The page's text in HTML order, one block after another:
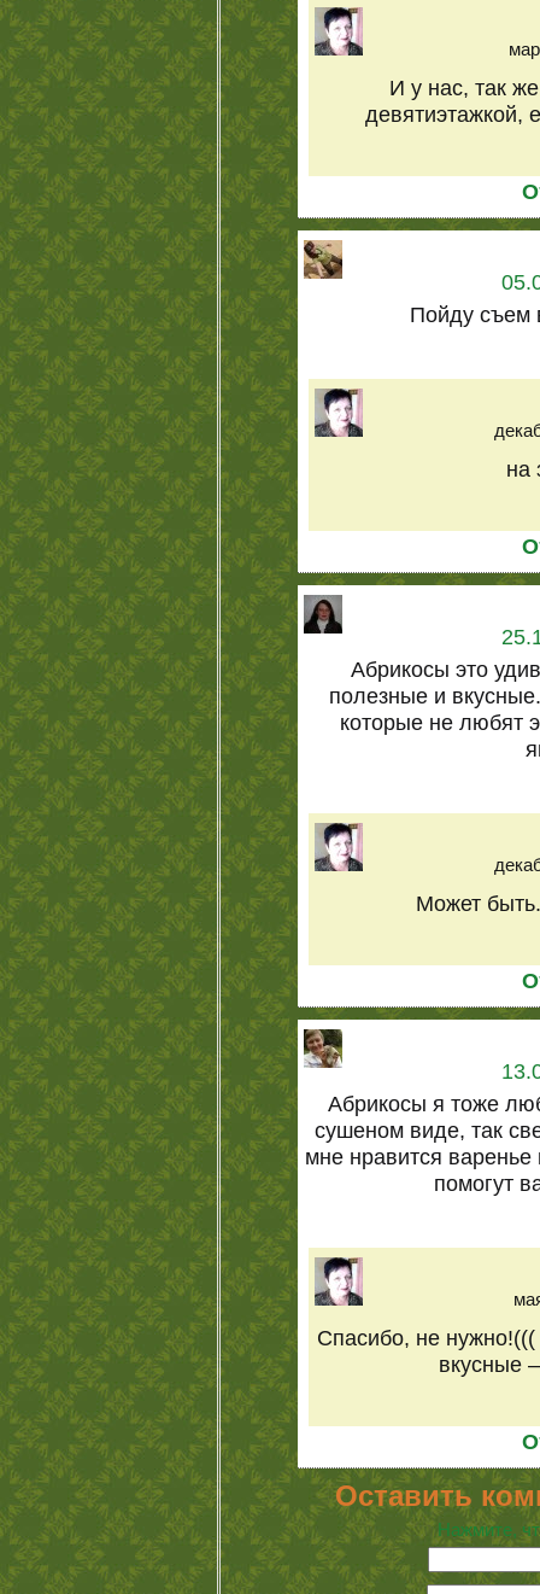
И у нас, так
девятиэтажкой,
Пойду съем
на
Абрикосы это
полезные и
которые не любят
Может
Абрикосы я тоже
сушеном виде, так
мне нравится варенье
помогут
Спасибо, не
вкусные
Оставить
Нажмите,